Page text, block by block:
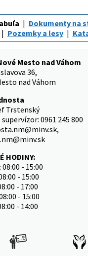
Dokumenty na
Pozemky a lesy
Mesto nad Váhom
36,
nad Váhom
Trstenský
0961 245 800
HODINY:
- 15:00
- 15:00
- 17:00
- 15:00
- 14:00